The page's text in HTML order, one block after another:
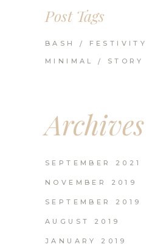
Post Tags
BASH FESTIVITY
MINIMAL STORY
Archives
SEPTEMBER 2021
NOVEMBER 2019
SEPTEMBER 2019
AUGUST 2019
JANUARY 2019